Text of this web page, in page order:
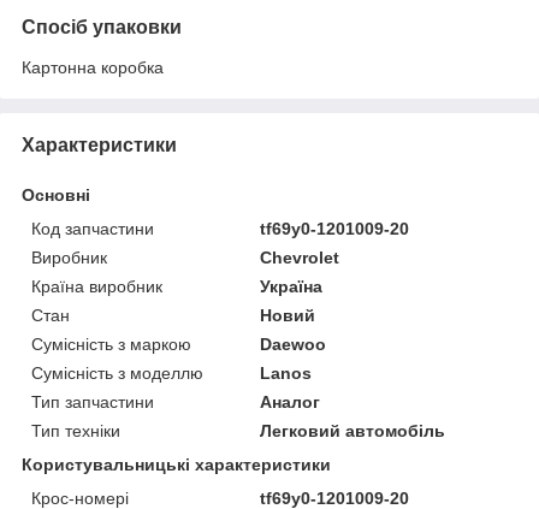
Спосіб упаковки
Картонна коробка
Характеристики
Основні
Код запчастини
tf69y0-1201009-20
Виробник
Chevrolet
Країна виробник
Україна
Стан
Новий
Сумісність з маркою
Daewoo
Сумісність з моделлю
Lanos
Тип запчастини
Аналог
Тип техніки
Легковий автомобіль
Користувальницькі характеристики
Крос-номері
tf69y0-1201009-20